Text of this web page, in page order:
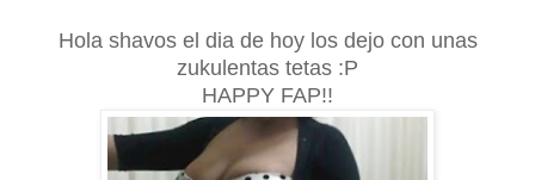
Hola shavos el dia de hoy los dejo con unas
zukulentas tetas :P
HAPPY FAP!!